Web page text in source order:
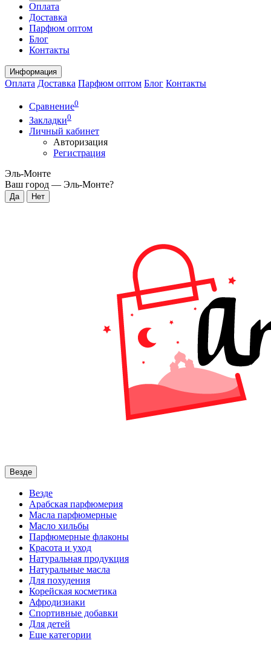
Оплата
Доставка
Парфюм оптом
Блог
Контакты
Информация
Оплата Доставка Парфюм оптом Блог Контакты
Сравнение0
Закладки0
Личный кабинет
Авторизация
Регистрация
Эль-Монте
Ваш город — Эль-Монте?
Везде
Везде
Арабская парфюмерия
Масла парфюмерные
Масло хильбы
Парфюмерные флаконы
Красота и уход
Натуральная продукция
Натуральные масла
Для похудения
Корейская косметика
Афродизиаки
Спортивные добавки
Для детей
Еще категории